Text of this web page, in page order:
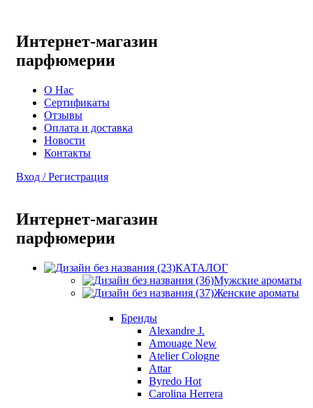
Интернет-магазин
парфюмерии
О Нас
Сертификаты
Отзывы
Оплата и доставка
Новости
Контакты
Вход / Регистрация
Интернет-магазин
парфюмерии
КАТАЛОГ
Мужские ароматы
Женские ароматы
Бренды
Alexandre J.
Amouage New
Atelier Cologne
Attar
Byredo Hot
Carolina Herrera